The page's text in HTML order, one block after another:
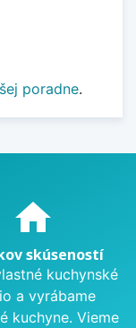
poradne.
home
skúseností
kuchynské
a vyrábame
kuchyne. Vieme